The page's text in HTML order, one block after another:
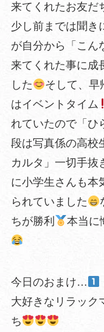
来てくれたお友だ
少し前までは聞き
が自分から「こん
来てくれた事に成
した
そして、早
はイベントタイム
れていたので「ひ
段は写真係の高校
カルタ」一切手抜
に小学生さんも本
られていました
ちが勝利
本当に
今日のおまけ…
大好きなリラック
ち